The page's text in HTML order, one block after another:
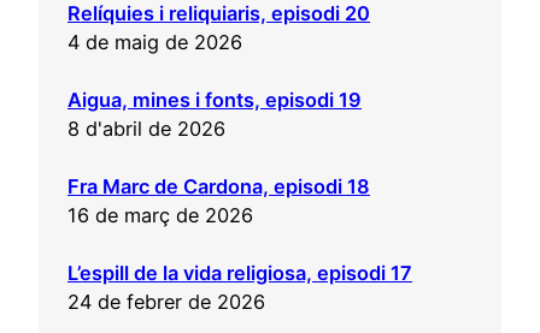
Relíquies i reliquiaris, episodi 20
4 de maig de 2026
Aigua, mines i fonts, episodi 19
8 d'abril de 2026
Fra Marc de Cardona, episodi 18
16 de març de 2026
L’espill de la vida religiosa, episodi 17
24 de febrer de 2026